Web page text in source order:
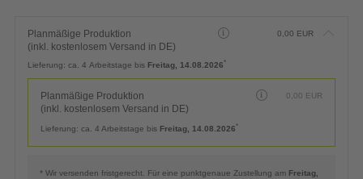
Planmäßige Produktion
(inkl. kostenlosem Versand in DE)
0,00 EUR
Lieferung: ca. 4 Arbeitstage bis Freitag, 14.08.2026*
Planmäßige Produktion
(inkl. kostenlosem Versand in DE)
0,00 EUR
Lieferung: ca. 4 Arbeitstage bis Freitag, 14.08.2026*
* Wir versenden fristgerecht. Für eine punktgenaue Zustellung am Freitag,